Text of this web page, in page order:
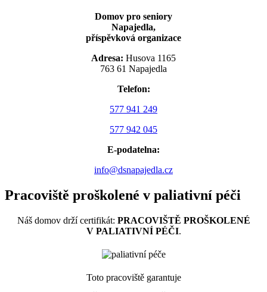
Domov pro seniory
Napajedla,
příspěvková organizace
Adresa: Husova 1165
763 61 Napajedla
Telefon:
577 941 249
577 942 045
E-podatelna:
info@dsnapajedla.cz
Pracoviště proškolené v paliativní péči
Náš domov drží certifikát: PRACOVIŠTĚ PROŠKOLENÉ
V PALIATIVNÍ PÉČI.
Toto pracoviště garantuje